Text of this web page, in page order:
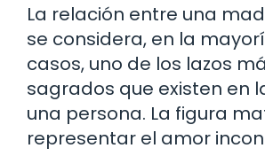
La relación entre una
se considera, en la
casos, uno de los lazos
sagrados que existen en
una persona. La figura
representar el amor